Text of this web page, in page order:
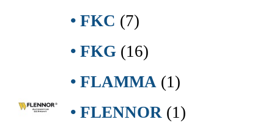
• FKC (7)
• FKG (16)
• FLAMMA (1)
• FLENNOR (1)